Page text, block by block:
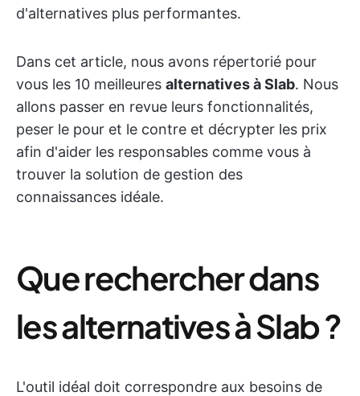
d'alternatives plus performantes.
Dans cet article, nous avons répertorié pour
vous les 10 meilleures alternatives à Slab. Nous
allons passer en revue leurs fonctionnalités,
peser le pour et le contre et décrypter les prix
afin d'aider les responsables comme vous à
trouver la solution de gestion des
connaissances idéale.
Que rechercher dans
les alternatives à Slab ?
L'outil idéal doit correspondre aux besoins de